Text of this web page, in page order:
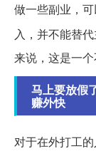
做一些副业，
入，并不能替
来说，这是一个
马上要放假
赚外快
对于在外打工